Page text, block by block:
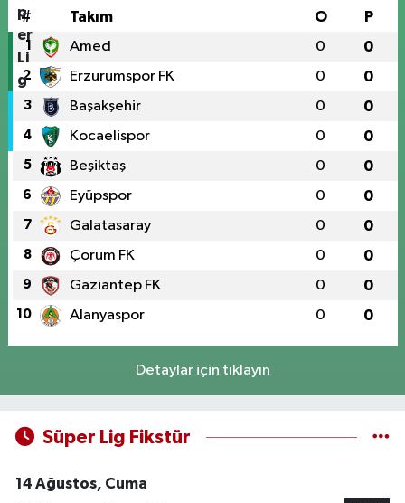
# Takım O P
1 Amed 0 0
2 Erzurumspor FK 0 0
3 Başakşehir 0 0
4 Kocaelispor 0 0
5 Beşiktaş 0 0
6 Eyüpspor 0 0
7 Galatasaray 0 0
8 Çorum FK 0 0
9 Gaziantep FK 0 0
10 Alanyaspor 0 0
Detaylar için tıklayın
Süper Lig Fikstür
14 Ağustos, Cuma